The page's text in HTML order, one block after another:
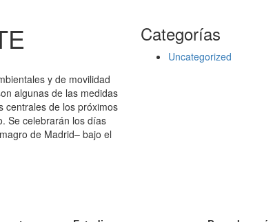
y de movilidad
algunas de las medidas
centrales de los próximos
Se celebrarán los días
de Madrid– bajo el
Categorías
Uncategorized